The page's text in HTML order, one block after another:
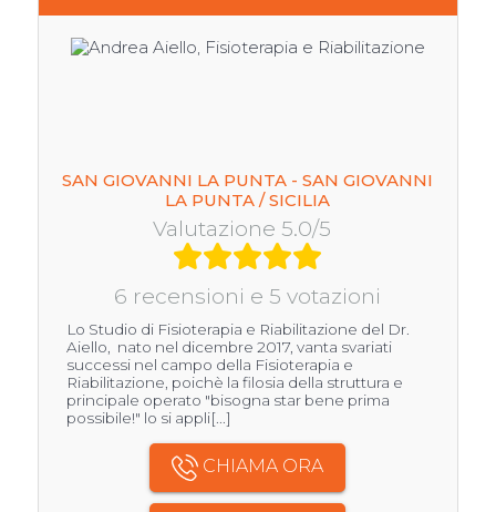
SAN GIOVANNI LA PUNTA - SAN GIOVANNI
LA PUNTA / SICILIA
Valutazione 5.0/5
6 recensioni e 5 votazioni
Lo Studio di Fisioterapia e Riabilitazione del Dr.
Aiello, nato nel dicembre 2017, vanta svariati
successi nel campo della Fisioterapia e
Riabilitazione, poichè la filosia della struttura e
principale operato "bisogna star bene prima
possibile!" lo si appli[...]
CHIAMA ORA